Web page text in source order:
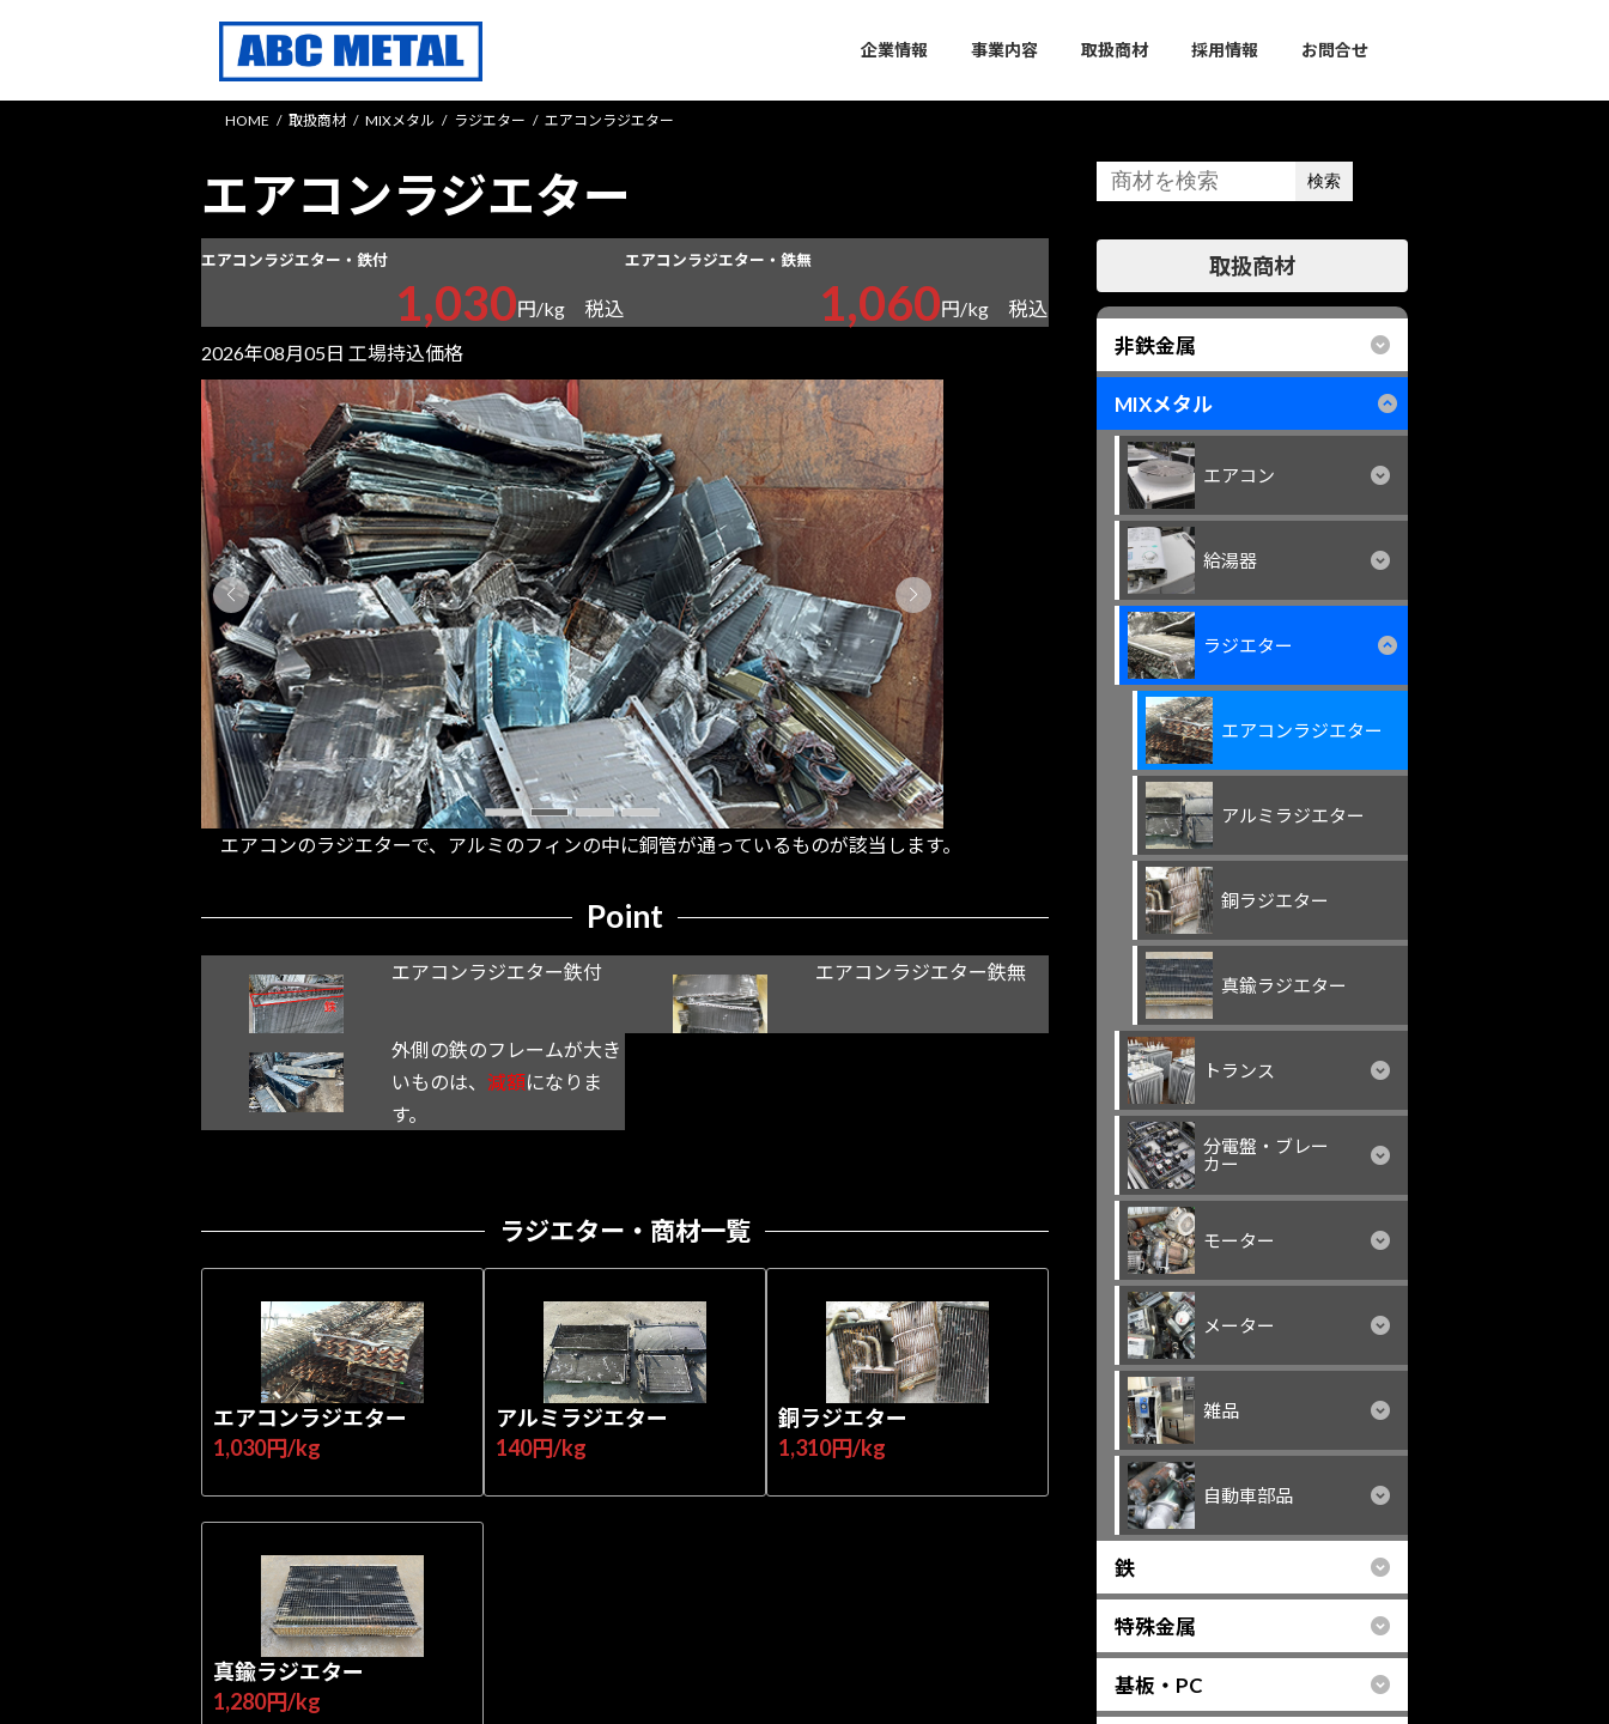
ン
ー
企業情報 事業内容 取扱商材 採用情報 お問合せ
HOME 取扱商材 MIXメタル ラジエター エアコンラジエター
エアコンラジエター
エアコンラジエター・鉄付
1,030円/kg 税込
エアコンラジエター・鉄無
1,060円/kg 税込
2026年08月05日 工場持込価格
エアコンのラジエターで、アルミのフィンの中に銅管が通っているものが該当します。
Point
エアコンラジエター鉄付 エアコンラジエター鉄無
外側の鉄のフレームが大き
いものは、減額になりま
す。
ラジエター・商材一覧
エアコンラジエター
1,030円/kg
アルミラジエター
140円/kg
銅ラジエター
1,310円/kg
真鍮ラジエター
1,280円/kg
検索
取扱商材
ー
リ
ク
非鉄金属
MIXメタル
エアコン
給湯器
ラジエター
エアコンラジエター
アルミラジエター
銅ラジエター
真鍮ラジエター
トランス
分電盤・ブレー
カー
モーター
メーター
雑品
自動車部品
鉄
特殊金属
基板・PC